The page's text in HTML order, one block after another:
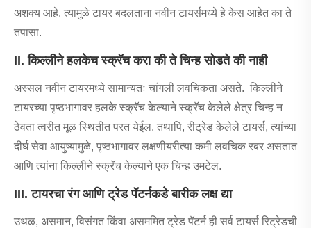
अशक्य आहे. त्यामुळे टायर बदलताना नवीन टायर्समध्ये हे केस आहेत का ते
तपासा.
II. किल्लीने हलकेच स्क्रॅच करा की ते चिन्ह सोडते की नाही
अस्सल नवीन टायरमध्ये सामान्यतः चांगली लवचिकता असते. किल्लीने
टायरच्या पृष्ठभागावर हलके स्क्रॅच केल्याने स्क्रॅच केलेले क्षेत्र चिन्ह न
ठेवता त्वरीत मूळ स्थितीत परत येईल. तथापि, रीट्रेड केलेले टायर्स, त्यांच्या
दीर्घ सेवा आयुष्यामुळे, पृष्ठभागावर लक्षणीयरीत्या कमी लवचिक रबर असतात
आणि त्यांना किल्लीने स्क्रॅच केल्याने एक चिन्ह उमटेल.
III. टायरचा रंग आणि ट्रेड पॅटर्नकडे बारीक लक्ष द्या
उथळ, असमान, विसंगत किंवा असममित ट्रेड पॅटर्न ही सर्व टायर्स रिट्रेडची